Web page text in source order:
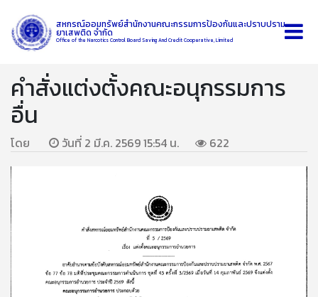
สหกรณ์ออมทรัพย์สำนักงานคณะกรรมการป้องกันและปราบปราม
ยาเสพติด จำกัด
Office of the Narcotics Control Board Saving And Credit Cooperative, Limited
คำสั่งแต่งตั้งคณะอนุกรรมการ
อื่น
โดย วันที่ 2 มี.ค. 2569 15:54 น. 622